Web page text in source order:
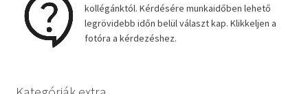
kollégánktól. Kérdésére munkaidőben lehető
legrövidebb időn belül választ kap. Klikkeljen a
fotóra a kérdezéshez.